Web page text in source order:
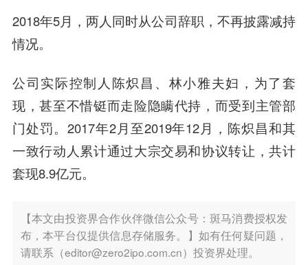
2018年5月，两人同时从公司辞职，不再披露减持
情况。
公司实际控制人陈炽昌、林小雅夫妇，为了套
现，甚至不惜铤而走险隐瞒代持，而受到主管部
门处罚。2017年2月至2019年12月，陈炽昌和其
一致行动人累计通过大宗交易和协议转让，共计
套现8.9亿元。
【本文由投资界合作伙伴微信公众号：斑马消费授权发
布，本平台仅提供信息存储服务。】如有任何疑问题，
请联系（editor@zero2ipo.com.cn）投资界处理。